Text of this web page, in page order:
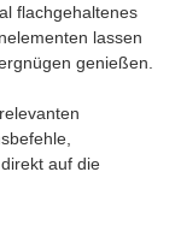
flachgehaltenes
lassen
genießen.
auf die